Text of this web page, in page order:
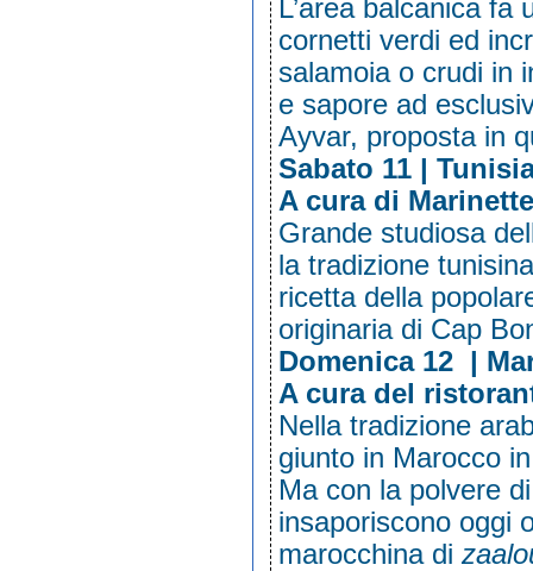
L’area balcanica
cornetti verdi ed
salamoia o crudi in
e sapore ad
Ayvar, proposta in
Sabato 11 |
A cura di
Grande studiosa
la tradizione
ricetta della
originaria di Cap
Domenica 12 |
A cura del
Nella tradizione
giunto in Marocco
Ma con la polvere
insaporiscono oggi
marocchina di